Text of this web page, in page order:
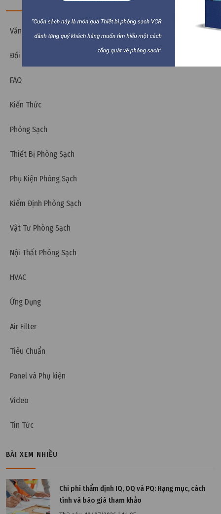
Văn hóa VCR
Đối tác
FAQ
Kiến Thức
Phòng Sạch
Thiết Bị Phòng Sạch
Phụ Kiện Phòng Sạch
Kiểm Định Phòng Sạch
Vật Tư Phòng Sạch
Nội Thất Phòng Sạch
HVAC
Ứng Dụng
Air Filter
Tiêu Chuẩn
Panel và Phụ kiện
Video
Tin Tức
BÀI XEM NHIỀU
Chi phí thẩm định IQ, OQ và PQ: Hạng mục, cách
tính và báo giá tham khảo